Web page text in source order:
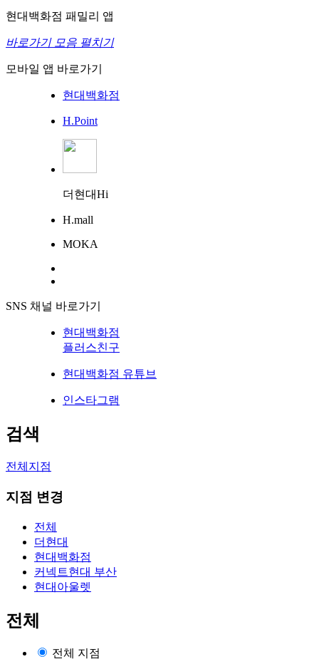
현대백화점 패밀리 앱
바로가기 모음 펼치기
모바일 앱 바로가기
현대백화점
H.Point
더현대Hi
H.mall
MOKA
SNS 채널 바로가기
현대백화점
플러스친구
현대백화점 유튜브
인스타그램
검색
전체지점
지점 변경
전체
더현대
현대백화점
커넥트현대 부산
현대아울렛
전체
전체 지점